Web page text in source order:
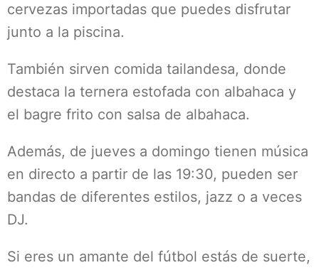
cervezas importadas que puedes disfrutar
junto a la piscina.
También sirven comida tailandesa, donde
destaca la ternera estofada con albahaca y
el bagre frito con salsa de albahaca.
Además, de jueves a domingo tienen música
en directo a partir de las 19:30, pueden ser
bandas de diferentes estilos, jazz o a veces
DJ.
Si eres un amante del fútbol estás de suerte,